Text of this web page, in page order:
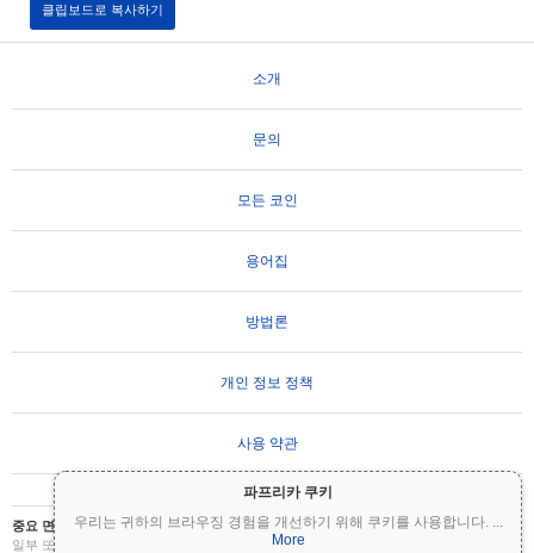
파프리카 쿠키
우리는 귀하의 브라우징 경험을 개선하기 위해 쿠키를 사용합니다. ...
More
클립보드로 복사하기
소개
문의
모든 코인
용어집
방법론
개인 정보 정책
사용 약관
중요 면책 조항: 암호화폐는 변동성이 매우 높으며 상당한 위험을 수반합니다. 투자금의
일부 또는 전부를 잃을 수 있습니다. Coinpaprika의 모든 정보는 정보 제공 목적으로만 제